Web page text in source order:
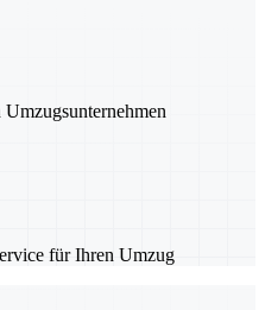
für Ihren Umzug